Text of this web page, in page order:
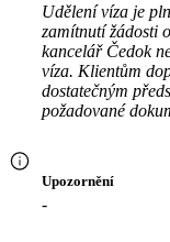
Udělení víza je
zamítnutí žádosti
kancelář Čedok
víza. Klientům
dostatečným
požadované
Upozornění
-